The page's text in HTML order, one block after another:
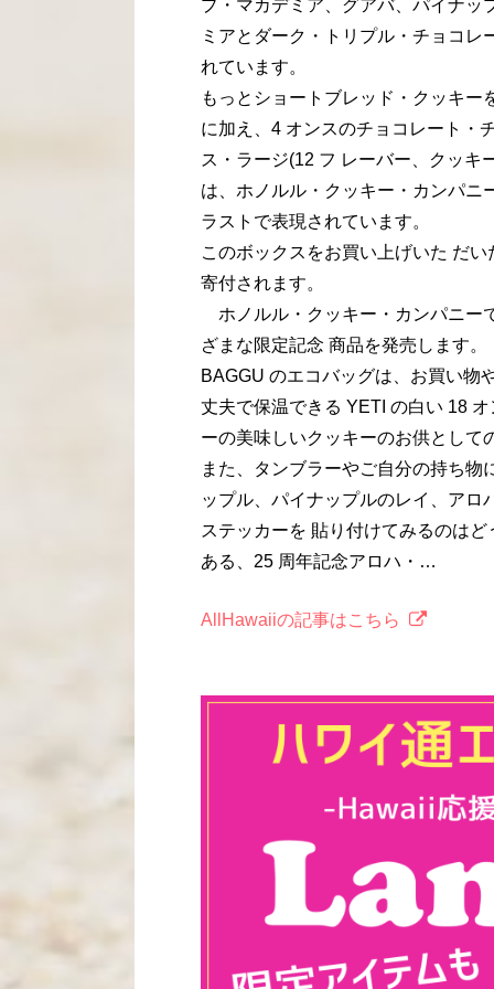
プ・マカデミア、グアバ、パイナッ
ミアとダーク・トリプル・チョコ
れています。
もっとショートブレッド・クッキ
に加え、4 オンスのチョコレート・
ス・ラージ(12 フ レーバー、クッキ
は、ホノルル・クッキー・カンパニ
ラストで表現されています。
このボックスをお買い上げいた だ
寄付されます。
ホノルル・クッキー・カンパニー
ざまな限定記念 商品を発売します。
BAGGU のエコバッグは、お買い物
丈夫で保温できる YETI の白い 18
ーの美味しいクッキーのお供として
また、タンブラーやご自分の持ち
ップル、パイナップルのレイ、アロ
ステッカーを 貼り付けてみるのは
ある、25 周年記念アロハ・…
AllHawaiiの記事はこちら